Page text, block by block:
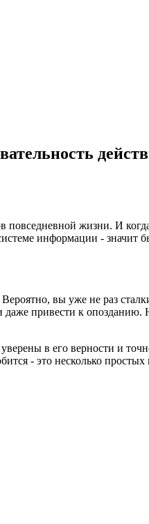
жизни. И
информации - значит
вы уже не раз
привести к опозданию.
в его верности и
- это несколько